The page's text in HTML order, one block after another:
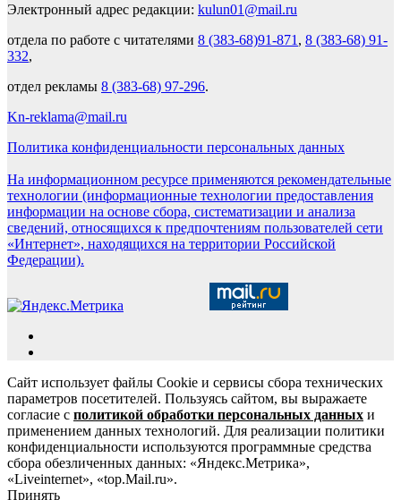
Электронный адрес редакции: kulun01@mail.ru
отдела по работе с читателями 8 (383-68)91-871 , 8 (383-68) 91-
332,
отдел рекламы 8 (383-68) 97-296.
Kn-reklama@mail.ru
Политика конфиденциальности персональных данных
На информационном ресурсе применяются рекомендательные
технологии (информационные технологии предоставления
информации на основе сбора, систематизации и анализа
сведений, относящихся к предпочтениям пользователей сети
«Интернет», находящихся на территории Российской
Федерации).
Сайт использует файлы Cookie и сервисы сбора технических
параметров посетителей. Пользуясь сайтом, вы выражаете
согласие с политикой обработки персональных данных и
применением данных технологий. Для реализации политики
конфиденциальности используются программные средства
сбора обезличенных данных: «Яндекс.Метрика»,
«Liveinternet», «top.Mail.ru».
Принять